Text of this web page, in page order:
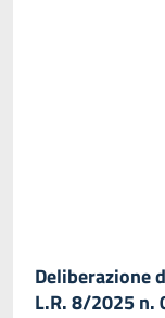
Deliberazione
L.R. 8/2025